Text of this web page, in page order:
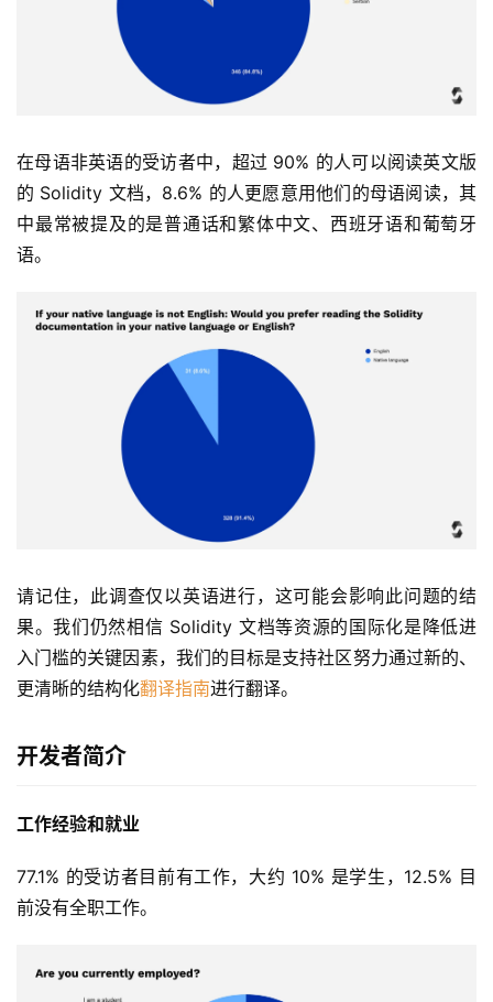
在母语非英语的受访者中，超过 90% 的人可以阅读英文版
的 Solidity 文档，8.6% 的人更愿意用他们的母语阅读，其
中最常被提及的是普通话和繁体中文、西班牙语和葡萄牙
语。
请记住，此调查仅以英语进行，这可能会影响此问题的结
果。我们仍然相信 Solidity 文档等资源的国际化是降低进
入门槛的关键因素，我们的目标是支持社区努力通过新的、
更清晰的结构化翻译指南进行翻译。
开发者简介
工作经验和就业
77.1% 的受访者目前有工作，大约 10% 是学生，12.5% 目
前没有全职工作。